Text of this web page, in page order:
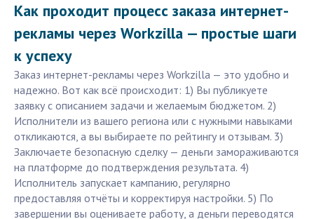
Как проходит процесс заказа интернет-
рекламы через Workzilla — простые шаги
к успеху
Заказ интернет-рекламы через Workzilla — это удобно и
надежно. Вот как всё происходит: 1) Вы публикуете
заявку с описанием задачи и желаемым бюджетом. 2)
Исполнители из вашего региона или с нужными навыками
откликаются, а вы выбираете по рейтингу и отзывам. 3)
Заключаете безопасную сделку — деньги замораживаются
на платформе до подтверждения результата. 4)
Исполнитель запускает кампанию, регулярно
предоставляя отчёты и корректируя настройки. 5) По
завершении вы оцениваете работу, а деньги переводятся